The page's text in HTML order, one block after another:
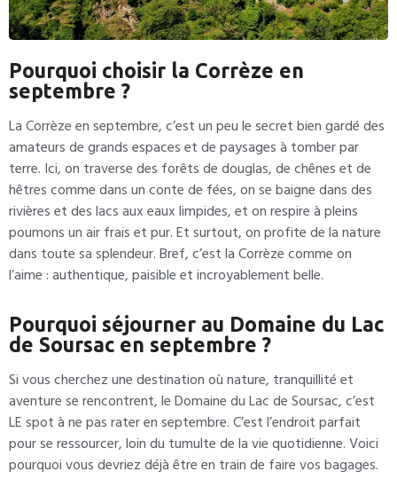
Pourquoi choisir la Corrèze en
septembre ?
La Corrèze en septembre, c’est un peu le secret bien gardé des
amateurs de grands espaces et de paysages à tomber par
terre. Ici, on traverse des forêts de douglas, de chênes et de
hêtres comme dans un conte de fées, on se baigne dans des
rivières et des lacs aux eaux limpides, et on respire à pleins
poumons un air frais et pur. Et surtout, on profite de la nature
dans toute sa splendeur. Bref, c’est la Corrèze comme on
l’aime : authentique, paisible et incroyablement belle.
Pourquoi séjourner au Domaine du Lac
de Soursac en septembre ?
Si vous cherchez une destination où nature, tranquillité et
aventure se rencontrent, le Domaine du Lac de Soursac, c’est
LE spot à ne pas rater en septembre. C’est l’endroit parfait
pour se ressourcer, loin du tumulte de la vie quotidienne. Voici
pourquoi vous devriez déjà être en train de faire vos bagages.